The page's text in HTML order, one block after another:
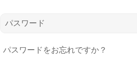
パスワード
パスワードをお忘れですか？